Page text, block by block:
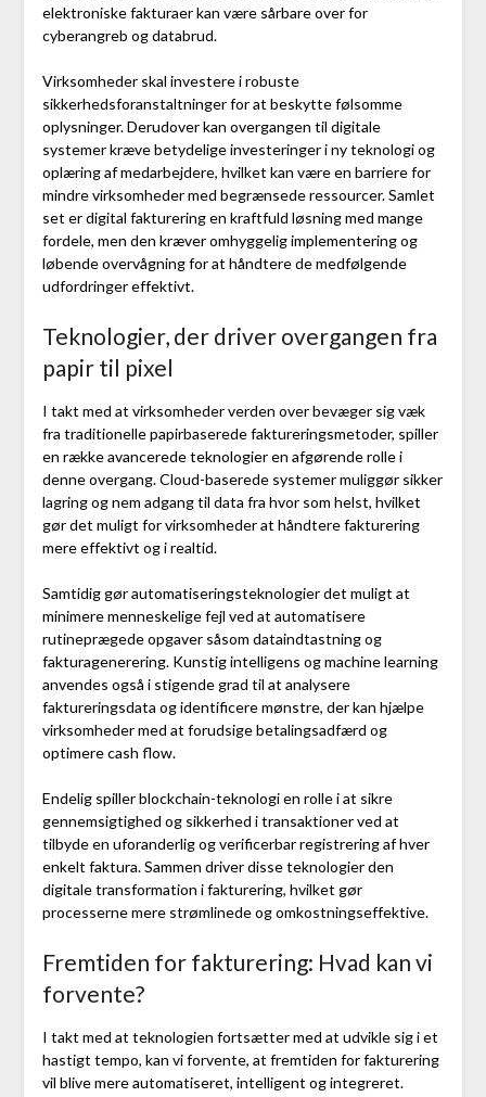
elektroniske fakturaer kan være sårbare over for
cyberangreb og databrud.
Virksomheder skal investere i robuste
sikkerhedsforanstaltninger for at beskytte følsomme
oplysninger. Derudover kan overgangen til digitale
systemer kræve betydelige investeringer i ny teknologi og
oplæring af medarbejdere, hvilket kan være en barriere for
mindre virksomheder med begrænsede ressourcer. Samlet
set er digital fakturering en kraftfuld løsning med mange
fordele, men den kræver omhyggelig implementering og
løbende overvågning for at håndtere de medfølgende
udfordringer effektivt.
Teknologier, der driver overgangen fra
papir til pixel
I takt med at virksomheder verden over bevæger sig væk
fra traditionelle papirbaserede faktureringsmetoder, spiller
en række avancerede teknologier en afgørende rolle i
denne overgang. Cloud-baserede systemer muliggør sikker
lagring og nem adgang til data fra hvor som helst, hvilket
gør det muligt for virksomheder at håndtere fakturering
mere effektivt og i realtid.
Samtidig gør automatiseringsteknologier det muligt at
minimere menneskelige fejl ved at automatisere
rutineprægede opgaver såsom dataindtastning og
fakturagenerering. Kunstig intelligens og machine learning
anvendes også i stigende grad til at analysere
faktureringsdata og identificere mønstre, der kan hjælpe
virksomheder med at forudsige betalingsadfærd og
optimere cash flow.
Endelig spiller blockchain-teknologi en rolle i at sikre
gennemsigtighed og sikkerhed i transaktioner ved at
tilbyde en uforanderlig og verificerbar registrering af hver
enkelt faktura. Sammen driver disse teknologier den
digitale transformation i fakturering, hvilket gør
processerne mere strømlinede og omkostningseffektive.
Fremtiden for fakturering: Hvad kan vi
forvente?
I takt med at teknologien fortsætter med at udvikle sig i et
hastigt tempo, kan vi forvente, at fremtiden for fakturering
vil blive mere automatiseret, intelligent og integreret.